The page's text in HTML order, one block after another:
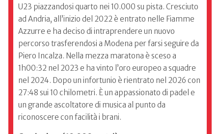
U23 piazzandosi quarto nei 10.000 su pista. Cresciuto
ad Andria, all’inizio del 2022 è entrato nelle Fiamme
Azzurre e ha deciso di intraprendere un nuovo
percorso trasferendosi a Modena per farsi seguire da
Piero Incalza. Nella mezza maratona è sceso a
1h00:32 nel 2023 e ha vinto l’oro europeo a squadre
nel 2024. Dopo un infortunio è rientrato nel 2026 con
27:48 sui 10 chilometri. È un appassionato di padel e
un grande ascoltatore di musica al punto da
riconoscere con facilità i brani.